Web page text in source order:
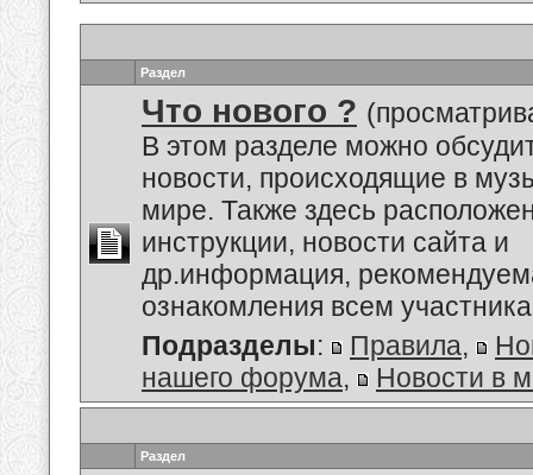
Раздел
Что нового ?
В этом разделе можно
новости, происходящие в
мире. Также здесь
инструкции, новости сайта и
др.информация,
ознакомления всем
Подразделы: Правила,
нашего форума, Новости в
Раздел